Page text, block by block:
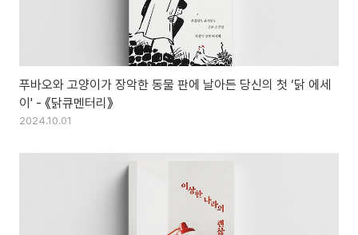
푸바오와 고양이가 장악한 동물 판에 날아든 당신의 첫 ‘닭 에세
이' - 《닭큐멘터리》
2024.10.01